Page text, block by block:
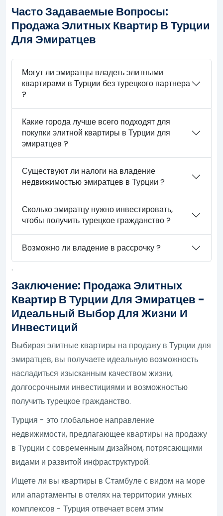
Часто Задаваемые Вопросы:
Продажа Элитных Квартир В Турции
Для Эмиратцев
Могут ли эмиратцы владеть элитными
квартирами в Турции без турецкого партнера
?
Какие города лучше всего подходят для
покупки элитной квартиры в Турции для
эмиратцев ?
Существуют ли налоги на владение
недвижимостью эмиратцев в Турции ?
Сколько эмиратцу нужно инвестировать,
чтобы получить турецкое гражданство ?
Возможно ли владение в рассрочку ?
.
Заключение: Продажа Элитных
Квартир В Турции Для Эмиратцев -
Идеальный Выбор Для Жизни И
Инвестиций
Выбирая элитные квартиры на продажу в Турции для
эмиратцев, вы получаете идеальную возможность
насладиться изысканным качеством жизни,
долгосрочными инвестициями и возможностью
получить турецкое гражданство.
Турция - это глобальное направление
недвижимости, предлагающее квартиры на продажу
в Турции с современным дизайном, потрясающими
видами и развитой инфраструктурой.
Ищете ли вы квартиры в Стамбуле с видом на море
или апартаменты в отелях на территории умных
комплексов - Турция отвечает всем этим